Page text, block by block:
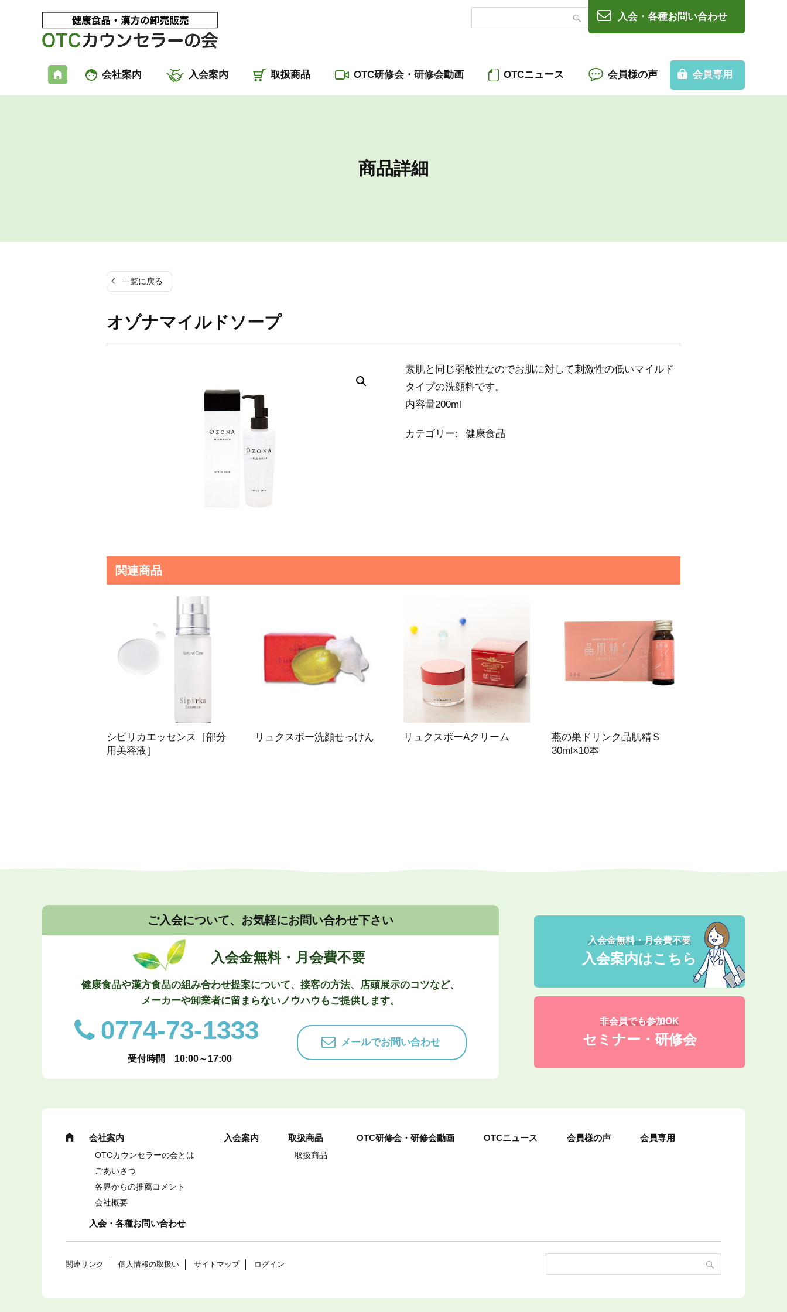
入会・各種お問い合わせ
会社案内 入会案内 取扱商品 OTC研修会・研修会動画 OTCニュース 会員様の声 会員専用
商品詳細
一覧に戻る
オゾナマイルドソープ
素肌と同じ弱酸性なのでお肌に対して刺激性の低いマイルド
タイプの洗顔料です。
内容量200ml
カテゴリー: 健康食品
関連商品
シピリカエッセンス［部分
用美容液］
リュクスボー洗顔せっけん リュクスボーAクリーム
燕の巣ドリンク晶肌精Ｓ
30ml×10本
ご入会について、お気軽にお問い合わせ下さい
入会金無料・月会費不要
健康食品や漢方食品の組み合わせ提案について、接客の方法、店頭展示のコツなど、
メーカーや卸業者に留まらないノウハウもご提供します。
0774-73-1333
受付時間 10:00～17:00
メールでお問い合わせ
入会金無料・月会費不要
入会案内はこちら
非会員でも参加OK
セミナー・研修会
会社案内
OTCカウンセラーの会とは
ごあいさつ
各界からの推薦コメント
会社概要
入会案内 取扱商品
取扱商品
OTC研修会・研修会動画 OTCニュース 会員様の声 会員専用
入会・各種お問い合わせ
関連リンク 個人情報の取扱い サイトマップ ログイン